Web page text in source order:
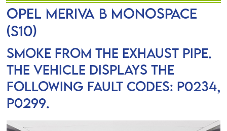
OPEL MERIVA B Monospace
(S10)
Smoke from the exhaust pipe.
The vehicle displays the
following fault codes: P0234,
P0299.